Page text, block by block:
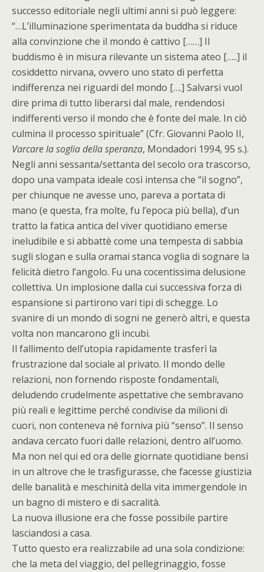
successo editoriale negli ultimi anni si può leggere:
“…L’illuminazione sperimentata da buddha si riduce
alla convinzione che il mondo è cattivo [……] Il
buddismo è in misura rilevante un sistema ateo […..] il
cosiddetto nirvana, ovvero uno stato di perfetta
indifferenza nei riguardi del mondo [….] Salvarsi vuol
dire prima di tutto liberarsi dal male, rendendosi
indifferenti verso il mondo che è fonte del male. In ciò
culmina il processo spirituale” (Cfr. Giovanni Paolo II,
Varcare la soglia della speranza, Mondadori 1994, 95 s.).
Negli anni sessanta/settanta del secolo ora trascorso,
dopo una vampata ideale così intensa che “il sogno”,
per chiunque ne avesse uno, pareva a portata di
mano (e questa, fra molte, fu l’epoca più bella), d’un
tratto la fatica antica del viver quotidiano emerse
ineludibile e si abbattè come una tempesta di sabbia
sugli slogan e sulla oramai stanca voglia di sognare la
felicità dietro l’angolo. Fu una cocentissima delusione
collettiva. Un implosione dalla cui successiva forza di
espansione si partirono vari tipi di schegge. Lo
svanire di un mondo di sogni ne generò altri, e questa
volta non mancarono gli incubi.
Il fallimento dell’utopia rapidamente trasferì la
frustrazione dal sociale al privato. Il mondo delle
relazioni, non fornendo risposte fondamentali,
deludendo crudelmente aspettative che sembravano
più reali e legittime perché condivise da milioni di
cuori, non conteneva né forniva più “senso”. Il senso
andava cercato fuori dalle relazioni, dentro all’uomo.
Ma non nel qui ed ora delle giornate quotidiane bensì
in un altrove che le trasfigurasse, che facesse giustizia
delle banalità e meschinità della vita immergendole in
un bagno di mistero e di sacralità.
La nuova illusione era che fosse possibile partire
lasciandosi a casa.
Tutto questo era realizzabile ad una sola condizione:
che la meta del viaggio, del pellegrinaggio, fosse